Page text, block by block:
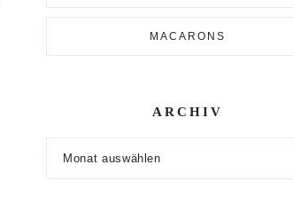
MACARONS
ARCHIV